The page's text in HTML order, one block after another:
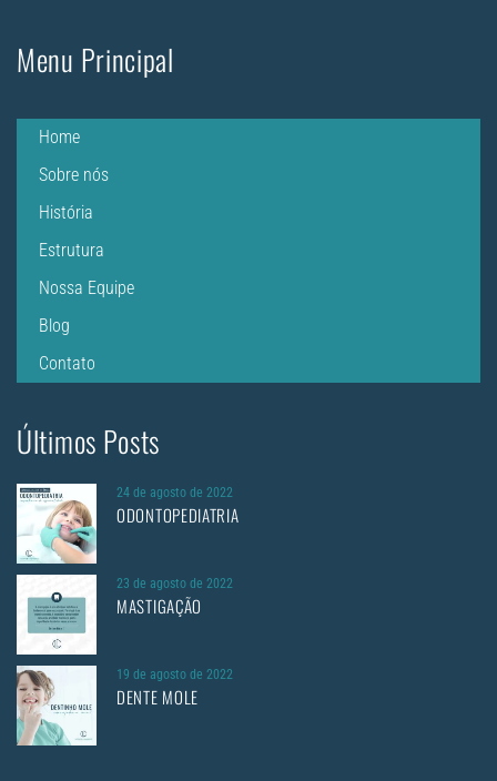
Menu Principal
Home
Sobre nós
História
Estrutura
Nossa Equipe
Blog
Contato
Últimos Posts
24 de agosto de 2022
ODONTOPEDIATRIA
23 de agosto de 2022
MASTIGAÇÃO
19 de agosto de 2022
DENTE MOLE